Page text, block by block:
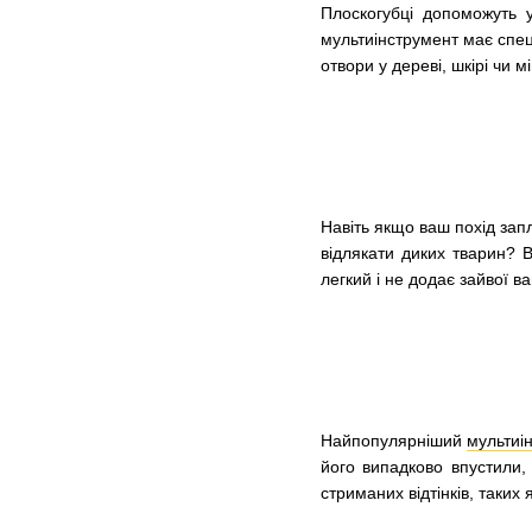
Плоскогубці
мультиінструмент має
отвори у дереві, шкірі чи
Навіть якщо ваш похід
відлякати диких
легкий і не додає зайвої
Найпопулярніший
його випадково
стриманих відтінків,